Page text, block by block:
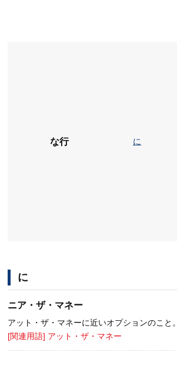
な行 に
に
ニア・ザ・マネー
アット・ザ・マネーに近いオプションのこと。
[関連用語] アット・ザ・マネー